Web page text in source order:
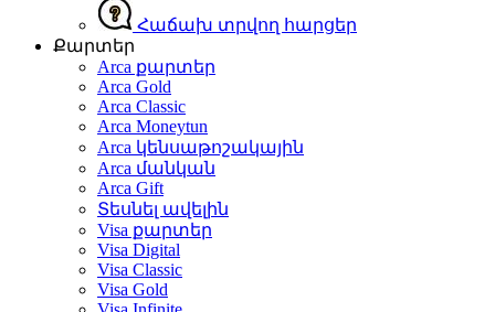
Հաճախ տրվող հարցեր
Քարտեր
Arca քարտեր
Arca Gold
Arca Classic
Arca Moneytun
Arca կենսաթոշակային
Arca մանկան
Arca Gift
Տեսնել ավելին
Visa քարտեր
Visa Digital
Visa Classic
Visa Gold